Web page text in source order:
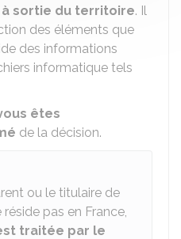
sortie du territoire. Il
des éléments que
des informations
informatique tels
êtes
de la décision.
ou le titulaire de
pas en France,
traitée par le